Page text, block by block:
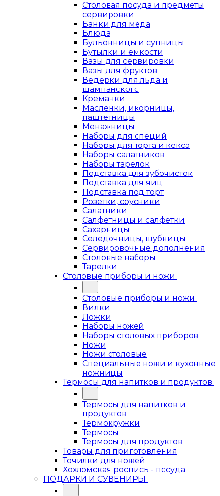
Столовая посуда и предметы
сервировки
Банки для мёда
Блюда
Бульонницы и супницы
Бутылки и ёмкости
Вазы для сервировки
Вазы для фруктов
Ведерки для льда и
шампанского
Креманки
Маслёнки, икорницы,
паштетницы
Менажницы
Наборы для специй
Наборы для торта и кекса
Наборы салатников
Наборы тарелок
Подставка для зубочисток
Подставка для яиц
Подставка под торт
Розетки, соусники
Салатники
Салфетницы и салфетки
Сахарницы
Селедочницы, шубницы
Сервировочные дополнения
Столовые наборы
Тарелки
Столовые приборы и ножи
Столовые приборы и ножи
Вилки
Ложки
Наборы ножей
Наборы столовых приборов
Ножи
Ножи столовые
Специальные ножи и кухонные
ножницы
Термосы для напитков и продуктов
Термосы для напитков и
продуктов
Термокружки
Термосы
Термосы для продуктов
Товары для приготовления
Точилки для ножей
Хохломская роспись - посуда
ПОДАРКИ И СУВЕНИРЫ